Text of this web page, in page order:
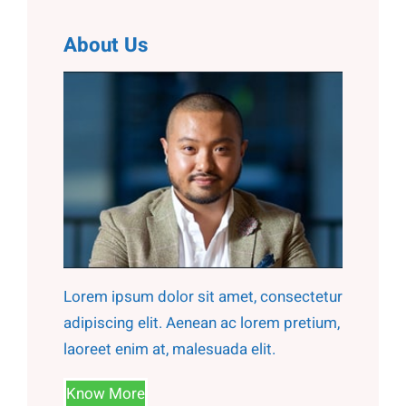
About Us
Lorem ipsum dolor sit amet, consectetur
adipiscing elit. Aenean ac lorem pretium,
laoreet enim at, malesuada elit.
Know More